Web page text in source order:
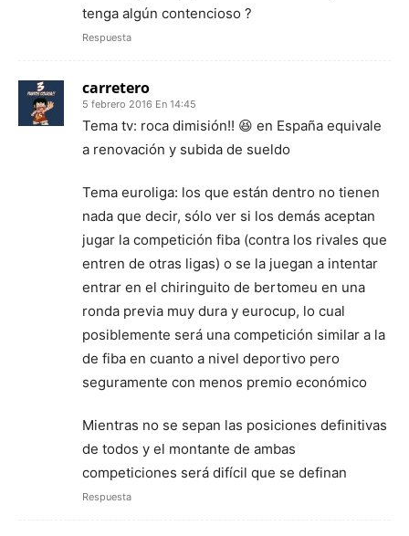
tenga algún contencioso ?
Respuesta
carretero
5 febrero 2016 En 14:45
Tema tv: roca dimisión!! 😆 en España equivale
a renovación y subida de sueldo
Tema euroliga: los que están dentro no tienen
nada que decir, sólo ver si los demás aceptan
jugar la competición fiba (contra los rivales que
entren de otras ligas) o se la juegan a intentar
entrar en el chiringuito de bertomeu en una
ronda previa muy dura y eurocup, lo cual
posiblemente será una competición similar a la
de fiba en cuanto a nivel deportivo pero
seguramente con menos premio económico
Mientras no se sepan las posiciones definitivas
de todos y el montante de ambas
competiciones será difícil que se definan
Respuesta